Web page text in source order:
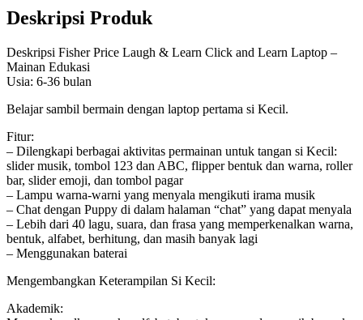
Deskripsi Produk
Deskripsi Fisher Price Laugh & Learn Click and Learn Laptop –
Mainan Edukasi
Usia: 6-36 bulan
Belajar sambil bermain dengan laptop pertama si Kecil.
Fitur:
– Dilengkapi berbagai aktivitas permainan untuk tangan si Kecil:
slider musik, tombol 123 dan ABC, flipper bentuk dan warna, roller
bar, slider emoji, dan tombol pagar
– Lampu warna-warni yang menyala mengikuti irama musik
– Chat dengan Puppy di dalam halaman “chat” yang dapat menyala
– Lebih dari 40 lagu, suara, dan frasa yang memperkenalkan warna,
bentuk, alfabet, berhitung, dan masih banyak lagi
– Menggunakan baterai
Mengembangkan Keterampilan Si Kecil:
Akademik: